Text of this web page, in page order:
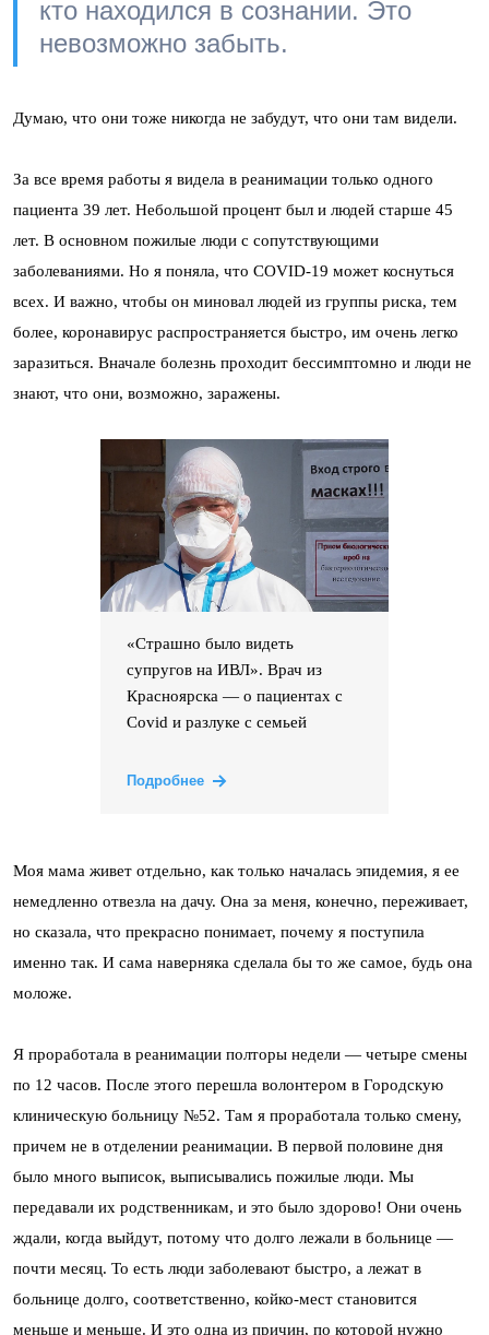
кто находился в сознании. Это
невозможно забыть.
Думаю, что они тоже никогда не забудут, что они там видели.
За все время работы я видела в реанимации только одного
пациента 39 лет. Небольшой процент был и людей старше 45
лет. В основном пожилые люди с сопутствующими
заболеваниями. Но я поняла, что COVID-19 может коснуться
всех. И важно, чтобы он миновал людей из группы риска, тем
более, коронавирус распространяется быстро, им очень легко
заразиться. Вначале болезнь проходит бессимптомно и люди не
знают, что они, возможно, заражены.
«Страшно было видеть
супругов на ИВЛ». Врач из
Красноярска — о пациентах с
Covid и разлуке с семьей
Подробнее
Моя мама живет отдельно, как только началась эпидемия, я ее
немедленно отвезла на дачу. Она за меня, конечно, переживает,
но сказала, что прекрасно понимает, почему я поступила
именно так. И сама наверняка сделала бы то же самое, будь она
моложе.
Я проработала в реанимации полторы недели — четыре смены
по 12 часов. После этого перешла волонтером в Городскую
клиническую больницу №52. Там я проработала только смену,
причем не в отделении реанимации. В первой половине дня
было много выписок, выписывались пожилые люди. Мы
передавали их родственникам, и это было здорово! Они очень
ждали, когда выйдут, потому что долго лежали в больнице —
почти месяц. То есть люди заболевают быстро, а лежат в
больнице долго, соответственно, койко-мест становится
меньше и меньше. И это одна из причин, по которой нужно